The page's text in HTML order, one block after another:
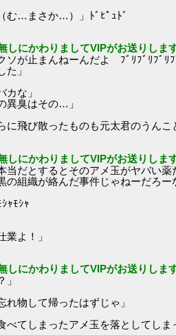
む…まさか…）」ﾄﾞﾋﾟｭﾄﾞ
しにかわりましてVIPがお送りしま
ソが止まんねーんだよ ﾌﾞﾘﾌﾞﾘﾌﾞﾘ
」
カな」
異臭はその…」
に飛び散ったものも元太君のうんこ
しにかわりましてVIPがお送りしま
当だとするとそのアメ玉がヤバい
が絡んだ事件じゃねーだろー
ｬﾓｼｬ
業よ！」
しにかわりましてVIPがお送りしま
」
れ物して帰ったはずじゃ」
べてしまったアメ玉を落としてしま